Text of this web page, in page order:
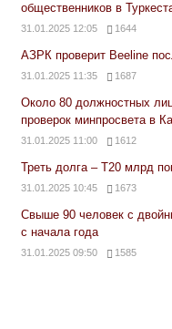
общественников в
31.01.2025 12:05 1644
АЗРК проверит Beeline
31.01.2025 11:35 1687
Около 80 должностных
проверок минпросвета в
31.01.2025 11:00 1612
Треть долга – Т20 млрд
31.01.2025 10:45 1673
Свыше 90 человек с
с начала года
31.01.2025 09:50 1585